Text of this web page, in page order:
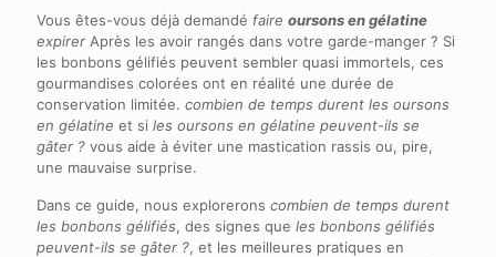
Vous êtes-vous déjà demandé faire oursons en gélatine
expirer Après les avoir rangés dans votre garde-manger ? Si
les bonbons gélifiés peuvent sembler quasi immortels, ces
gourmandises colorées ont en réalité une durée de
conservation limitée. combien de temps durent les oursons
en gélatine et si les oursons en gélatine peuvent-ils se
gâter ? vous aide à éviter une mastication rassis ou, pire,
une mauvaise surprise.
Dans ce guide, nous explorerons combien de temps durent
les bonbons gélifiés, des signes que les bonbons gélifiés
peuvent-ils se gâter ?, et les meilleures pratiques en